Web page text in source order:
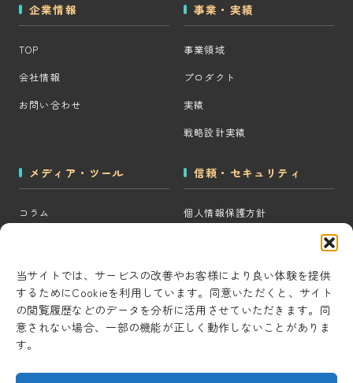
当サイトでは、サービスの改善やお客様により良い体験を提供
するためにCookieを利用しています。同意いただくと、サイト
の閲覧履歴などのデータを分析に活用させていただきます。同
意されない場合、一部の機能が正しく動作しないことがありま
す。
企業情報
TOP
会社情報
お問い合わせ
事業・実績
事業領域
プロダクト
実績
戦略設計実績
メディア・ツール
コラム
CRM・MAツール選定診断
BigQuery×GTM 相場見積もり
ツール
AI用語集
信頼・セキュリティ
個人情報保護方針
コンテンツ制作方針
研究・開発方針
セキュリティ対策